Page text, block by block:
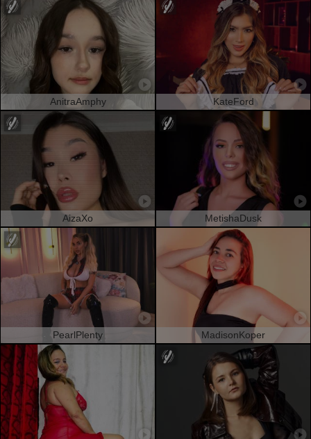
AnitraAmphy KateFord
AizaXo MetishaDusk
PearlPlenty MadisonKoper